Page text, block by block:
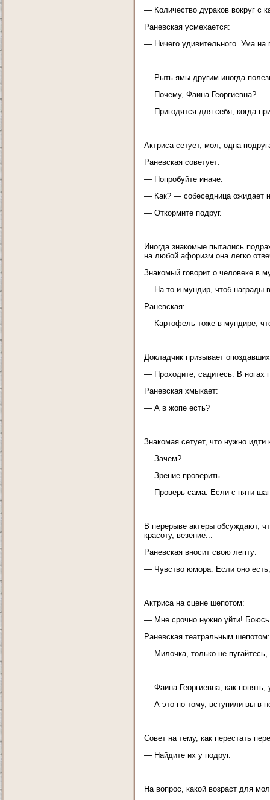
— Количество дураков вокруг с
Раневская усмехается:
— Ничего удивительного. Ума на
— Рыть ямы другим иногда
— Почему, Фаина Георгиевна?
— Пригодятся для себя, когда
Актриса сетует, мол, одна
Раневская советует:
— Попробуйте иначе.
— Как? — собеседница ожидает
— Откормите подруг.
Иногда знакомые пытались
на любой афоризм она легко
Знакомый говорит о человеке в
— На то и мундир, чтоб награды
Раневская:
— Картофель тоже в мундире,
Докладчик призывает
— Проходите, садитесь. В ногах
Раневская хмыкает:
— А в жопе есть?
Знакомая сетует, что нужно
— Зачем?
— Зрение проверить.
— Проверь сама. Если с пяти
В перерыве актеры обсуждают,
красоту, везение...
Раневская вносит свою лепту:
— Чувство юмора. Если оно
Актриса на сцене шепотом:
— Мне срочно нужно уйти!
Раневская театральным шепотом:
— Милочка, только не пугайтесь,
— Фаина Георгиевна, как понять,
— А это по тому, вступили вы в
Совет на тему, как перестать
— Найдите их у подруг.
На вопрос, какой возраст для